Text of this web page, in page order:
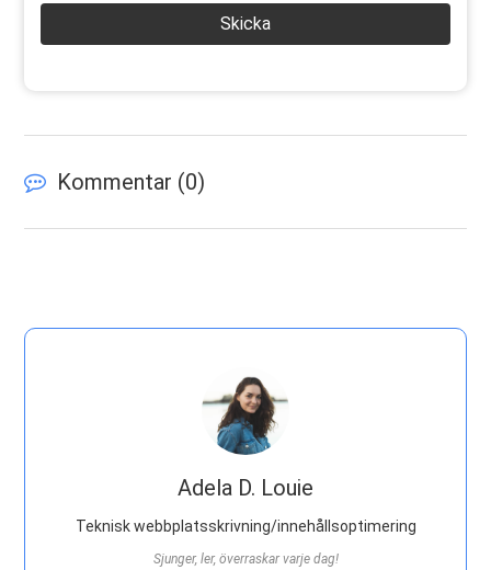
Skicka
Kommentar (0)
Adela D. Louie
Teknisk webbplatsskrivning/innehållsoptimering
Sjunger, ler, överraskar varje dag!